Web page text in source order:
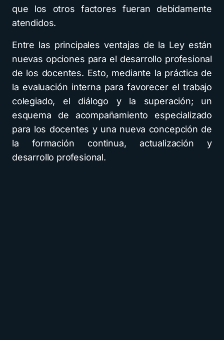
que los otros factores fueran debidamente
atendidos.
Entre las principales ventajas de la Ley están
nuevas opciones para el desarrollo profesional
de los docentes. Esto, mediante la práctica de
la evaluación interna para favorecer el trabajo
colegiado, el diálogo y la superación; un
esquema de acompañamiento especializado
para los docentes y una nueva concepción de
la formación continua, actualización y
desarrollo profesional.